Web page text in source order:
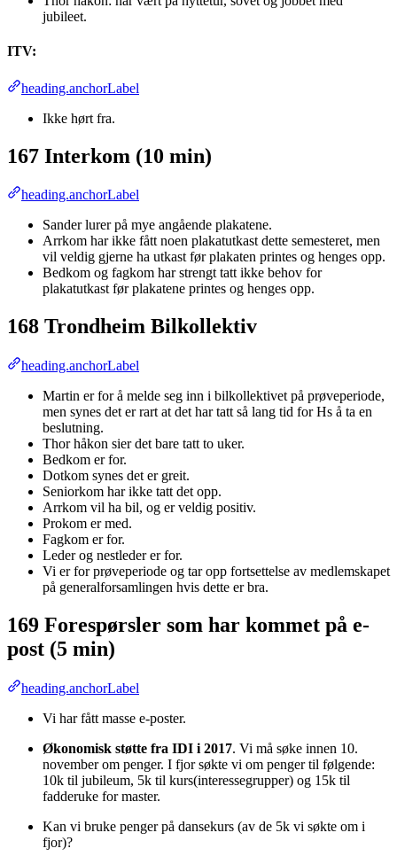
jubileet.
ITV:
heading.anchorLabel
Ikke hørt fra.
167 Interkom (10 min)
heading.anchorLabel
Sander lurer på mye angående plakatene.
Arrkom har ikke fått noen plakatutkast dette semesteret, men
vil veldig gjerne ha utkast før plakaten printes og henges opp.
Bedkom og fagkom har strengt tatt ikke behov for
plakatutkast før plakatene printes og henges opp.
168 Trondheim Bilkollektiv
heading.anchorLabel
Martin er for å melde seg inn i bilkollektivet på prøveperiode,
men synes det er rart at det har tatt så lang tid for Hs å ta en
beslutning.
Thor håkon sier det bare tatt to uker.
Bedkom er for.
Dotkom synes det er greit.
Seniorkom har ikke tatt det opp.
Arrkom vil ha bil, og er veldig positiv.
Prokom er med.
Fagkom er for.
Leder og nestleder er for.
Vi er for prøveperiode og tar opp fortsettelse av medlemskapet
på generalforsamlingen hvis dette er bra.
169 Forespørsler som har kommet på e-
post (5 min)
heading.anchorLabel
Vi har fått masse e-poster.
Økonomisk støtte fra IDI i 2017. Vi må søke innen 10.
november om penger. I fjor søkte vi om penger til følgende:
10k til jubileum, 5k til kurs(interessegrupper) og 15k til
fadderuke for master.
Kan vi bruke penger på dansekurs (av de 5k vi søkte om i
fjor)?